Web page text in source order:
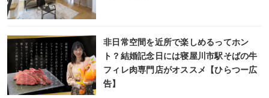
非日常空間を近所で楽しめるってホン
ト？結婚記念日には寝屋川市駅そばの牛
フィレ肉専門店がオススメ【ひらつー広
告】